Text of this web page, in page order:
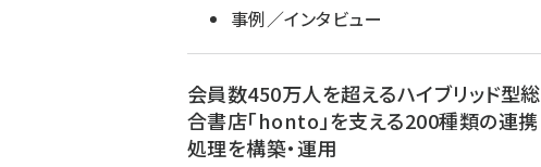
事例／インタビュー
会員数450万人を超えるハイブリッド型総
合書店「honto」を支える200種類の連携
処理を構築・運用